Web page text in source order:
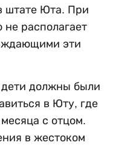
штате Юта. При
не располагает
эти
дети должны были
в Юту, где
с отцом.
в жестоком